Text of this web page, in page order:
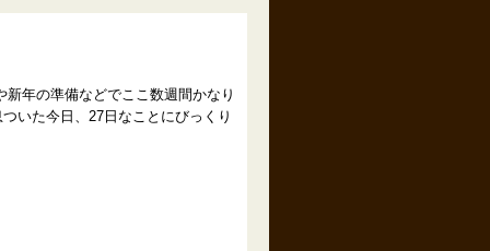
年の準備などでここ数週間かなり
いた今日、27日なことにびっくり